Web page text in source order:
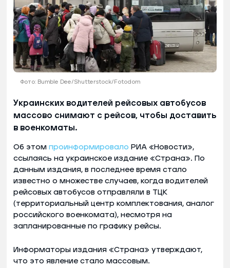
Фото: Bumble Dee/Shutterstock/Fotodom
Украинских водителей рейсовых автобусов
массово снимают с рейсов, чтобы доставить
в военкоматы.
Об этом проинформировало РИА «Новости»,
ссылаясь на украинское издание «Страна». По
данным издания, в последнее время стало
известно о множестве случаев, когда водителей
рейсовых автобусов отправляли в ТЦК
(территориальный центр комплектования, аналог
российского военкомата), несмотря на
запланированные по графику рейсы.
Информаторы издания «Страна» утверждают,
что это явление стало массовым.